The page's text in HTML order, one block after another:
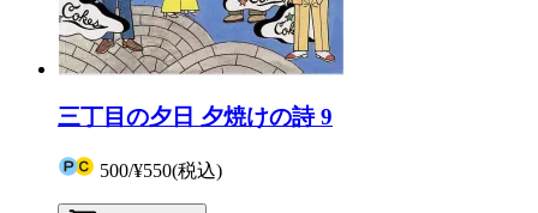
三丁目の夕日 夕焼けの詩 9
500/¥550(税込)